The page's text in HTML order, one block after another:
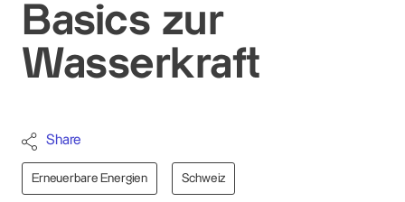
Basics zur
Wasserkraft
Share
Erneuerbare Energien Schweiz